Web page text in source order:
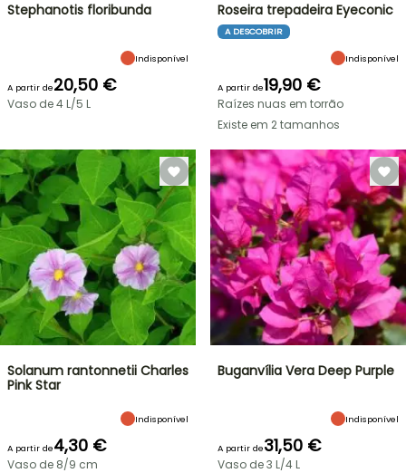
Stephanotis floribunda
Indisponível
A partir de20,50 €
Vaso de 4 L/5 L
Roseira trepadeira Eyeconic
A DESCOBRIR
Indisponível
A partir de19,90 €
Raízes nuas em torrão
Existe em 2 tamanhos
Solanum rantonnetii Charles
Pink Star
Indisponível
A partir de4,30 €
Vaso de 8/9 cm
Buganvília Vera Deep Purple
Indisponível
A partir de31,50 €
Vaso de 3 L/4 L